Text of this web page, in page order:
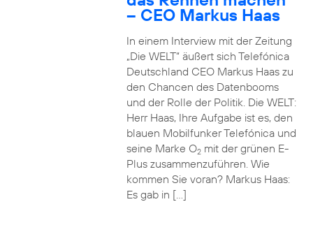
– CEO Markus Haas
In einem Interview mit der Zeitung
„Die WELT“ äußert sich Telefónica
Deutschland CEO Markus Haas zu
den Chancen des Datenbooms
und der Rolle der Politik. Die WELT:
Herr Haas, Ihre Aufgabe ist es, den
blauen Mobilfunker Telefónica und
seine Marke O2mit der grünen E-
Plus zusammenzuführen. Wie
kommen Sie voran? Markus Haas:
Es gab in […]